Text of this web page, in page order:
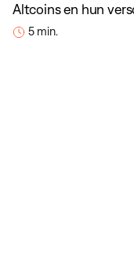
Altcoins en hun
5 min.